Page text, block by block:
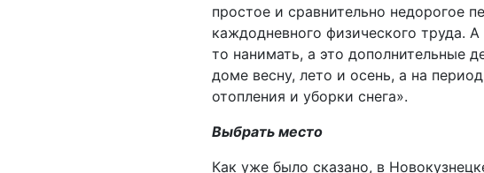
простое и сравнительно недорогое
каждодневного физического труда.
то нанимать, а это дополнительные
доме весну, лето и осень, а на
отопления и уборки снега».
Выбрать место
Как уже было сказано, в